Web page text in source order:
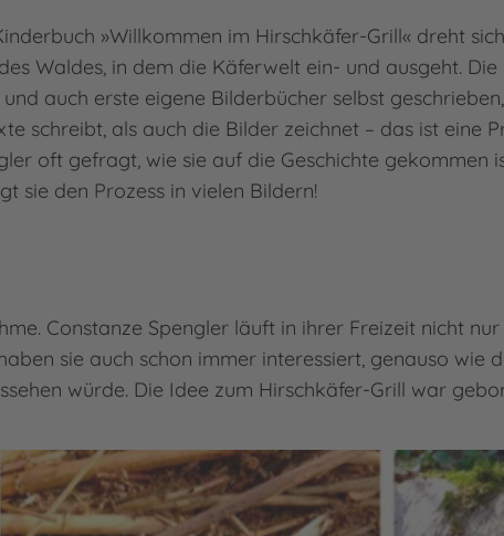
»Willkommen im Hirschkäfer-Grill« dreht
Waldes, in dem die Käferwelt ein- und ausgeht.
auch erste eigene Bilderbücher selbst
schreibt, als auch die Bilder zeichnet – das ist eine
oft gefragt, wie sie auf die Geschichte gekommen
sie den Prozess in vielen Bildern!
Constanze Spengler läuft in ihrer Freizeit nicht
sie auch schon immer interessiert, genauso wie
würde. Die Idee zum Hirschkäfer-Grill war